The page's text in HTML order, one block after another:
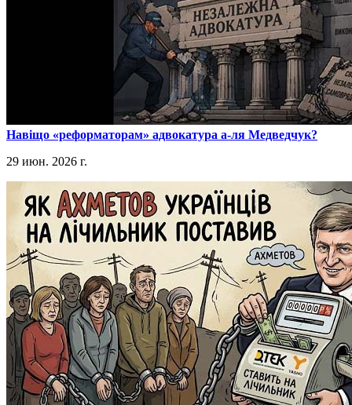
​Навіщо «реформаторам» адвокатура а-ля Медведчук?
29 июн. 2026 г.